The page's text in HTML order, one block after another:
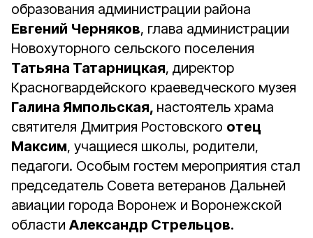
образования администрации района
Евгений Черняков, глава администрации
Новохуторного сельского поселения
Татьяна Татарницкая, директор
Красногвардейского краеведческого музея
Галина Ямпольская, настоятель храма
святителя Дмитрия Ростовского отец
Максим, учащиеся школы, родители,
педагоги. Особым гостем мероприятия стал
председатель Совета ветеранов Дальней
авиации города Воронеж и Воронежской
области Александр Стрельцов.